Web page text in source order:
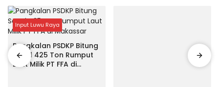
Input Luwu Raya
Pangkalan PSDKP Bitung
Segel 425 Ton Rumput
Laut Milik PT FFA di